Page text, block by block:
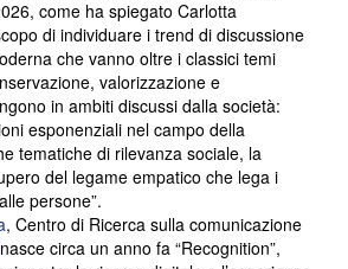
come ha spiegato Carlotta
di individuare i trend di discussione
che vanno oltre i classici temi
valorizzazione e
in ambiti discussi dalla società:
esponenziali nel campo della
tematiche di rilevanza sociale, la
del legame empatico che lega i
persone”.
, Centro di Ricerca sulla comunicazione
circa un anno fa “Recognition”,